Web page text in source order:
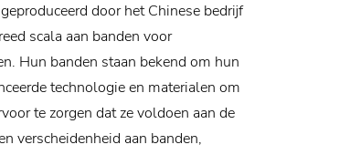
door het Chinese bedrijf
scala aan banden voor
Hun banden staan ​​bekend om hun
technologie en materialen om
te zorgen dat ze voldoen aan de
verscheidenheid aan banden,